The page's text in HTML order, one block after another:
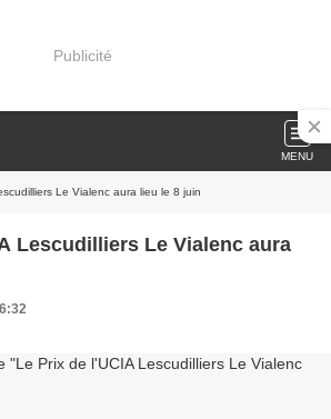
Publicité
MENU
Le Vialenc aura lieu le 8 juin
Lescudilliers Le Vialenc aura